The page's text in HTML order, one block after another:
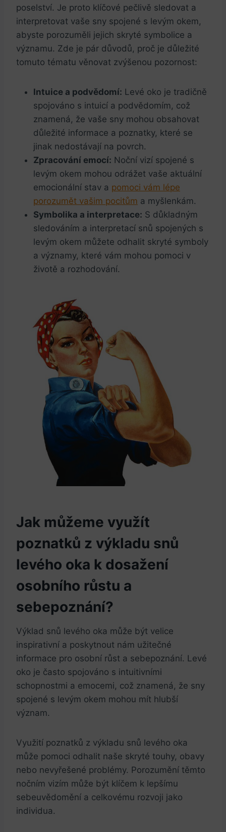
poselství. Je proto klíčové pečlivě sledovat a
interpretovat vaše sny spojené s levým okem,
abyste porozuměli jejich skryté symbolice a
významu. Zde je pár důvodů, proč je důležité
tomuto tématu věnovat zvýšenou pozornost:
Intuice a podvědomí: Levé oko je tradičně
spojováno s intuicí a podvědomím, což
znamená, že vaše sny mohou obsahovat
důležité informace a poznatky, které se
jinak nedostávají na povrch.
Zpracování emocí: Noční vizí spojené s
levým okem mohou odrážet vaše aktuální
emocionální stav a pomoci vám lépe
porozumět vašim pocitům a myšlenkám.
Symbolika a interpretace: S důkladným
sledováním a interpretací snů spojených s
levým okem můžete odhalit skryté symboly
a významy, které vám mohou pomoci v
životě a rozhodování.
Jak můžeme využít
poznatků z výkladu snů
levého oka k dosažení
osobního růstu a
sebepoznání?
Výklad snů levého oka může být velice
inspirativní a poskytnout nám užitečné
informace pro osobní růst a sebepoznání. Levé
oko je často spojováno s intuitivními
schopnostmi a emocemi, což znamená, že sny
spojené s levým okem mohou mít hlubší
význam.
Využití poznatků z výkladu snů levého oka
může pomoci odhalit naše skryté touhy, obavy
nebo nevyřešené problémy. Porozumění těmto
nočním vizím může být klíčem k lepšímu
sebeuvědomění a celkovému rozvoji jako
individua.